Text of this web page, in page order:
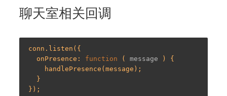
聊天室相关回调
conn.listen({
  onPresence:
function ( message ) {
});